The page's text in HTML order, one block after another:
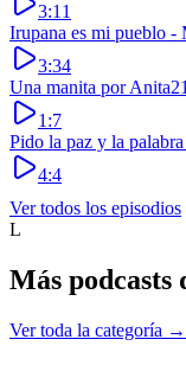
3:11
Irupana es mi pueblo
3:34
Una manita por Anita
1:7
Pido la paz y la
4:4
Ver todos los episodios
L
Más podcasts
Ver toda la categoría →